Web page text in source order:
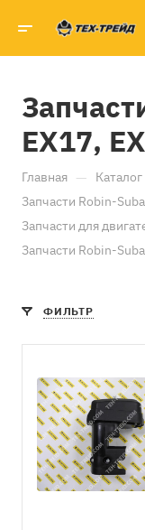
EX17,
Главная — Каталог
Запчасти Robin-
Запчасти для
Запчасти Robin-
ФИЛЬТР